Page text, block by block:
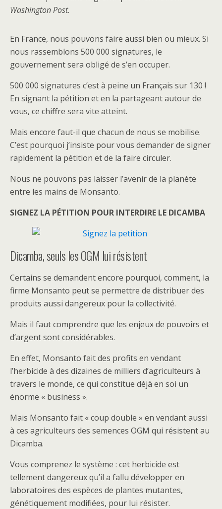
Washington Post.
En France, nous pouvons faire aussi bien ou mieux. Si
nous rassemblons 500 000 signatures, le
gouvernement sera obligé de s’en occuper.
500 000 signatures c’est à peine un Français sur 130 !
En signant la pétition et en la partageant autour de
vous, ce chiffre sera vite atteint.
Mais encore faut-il que chacun de nous se mobilise.
C’est pourquoi j’insiste pour vous demander de signer
rapidement la pétition et de la faire circuler.
Nous ne pouvons pas laisser l’avenir de la planète
entre les mains de Monsanto.
SIGNEZ LA PÉTITION POUR INTERDIRE LE DICAMBA
Dicamba, seuls les OGM lui résistent
Certains se demandent encore pourquoi, comment, la
firme Monsanto peut se permettre de distribuer des
produits aussi dangereux pour la collectivité.
Mais il faut comprendre que les enjeux de pouvoirs et
d’argent sont considérables.
En effet, Monsanto fait des profits en vendant
l’herbicide à des dizaines de milliers d’agriculteurs à
travers le monde, ce qui constitue déjà en soi un
énorme « business ».
Mais Monsanto fait « coup double » en vendant aussi
à ces agriculteurs des semences OGM qui résistent au
Dicamba.
Vous comprenez le système : cet herbicide est
tellement dangereux qu’il a fallu développer en
laboratoires des espèces de plantes mutantes,
génétiquement modifiées, pour lui résister.